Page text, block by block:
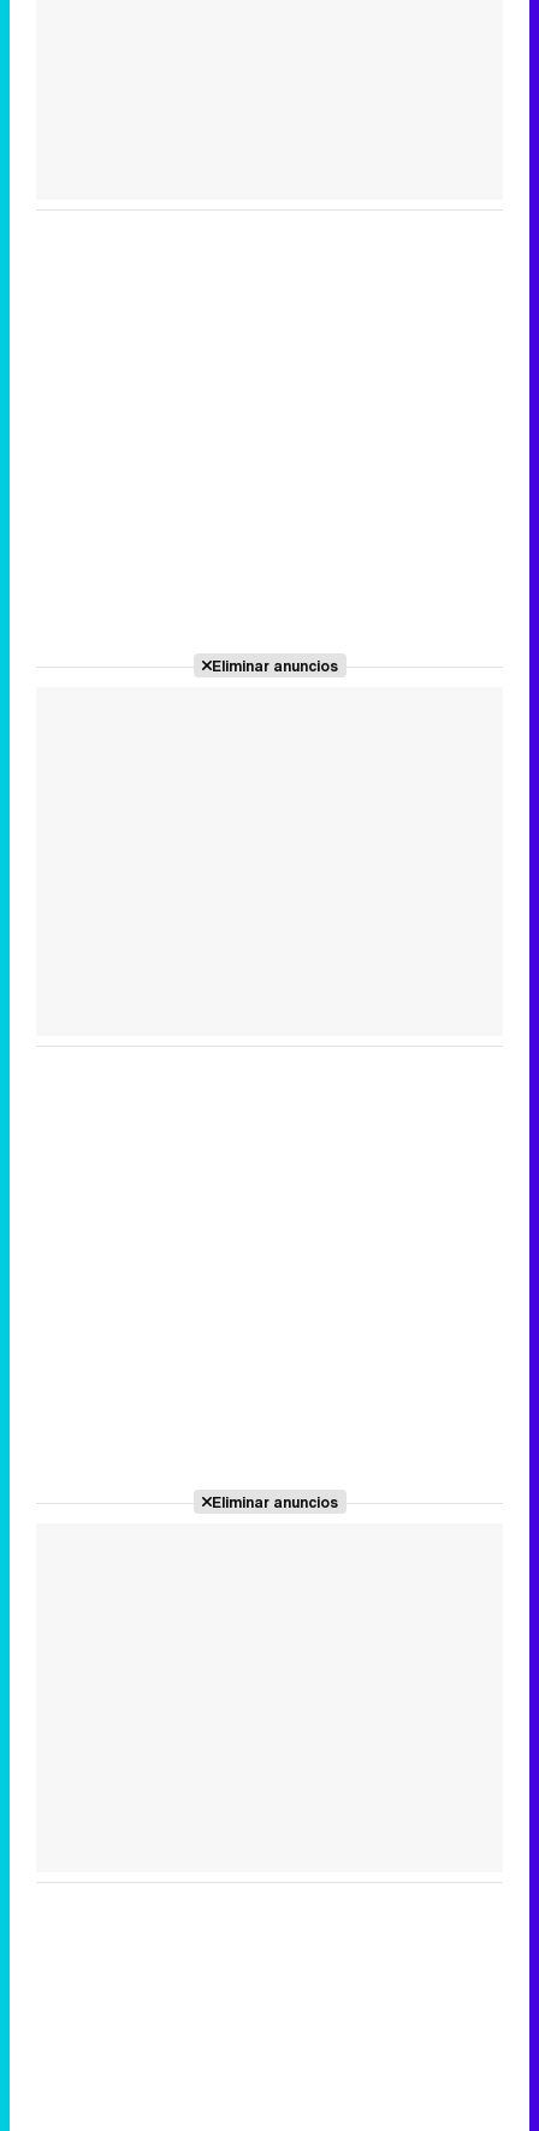
Eliminar anuncios
Eliminar anuncios